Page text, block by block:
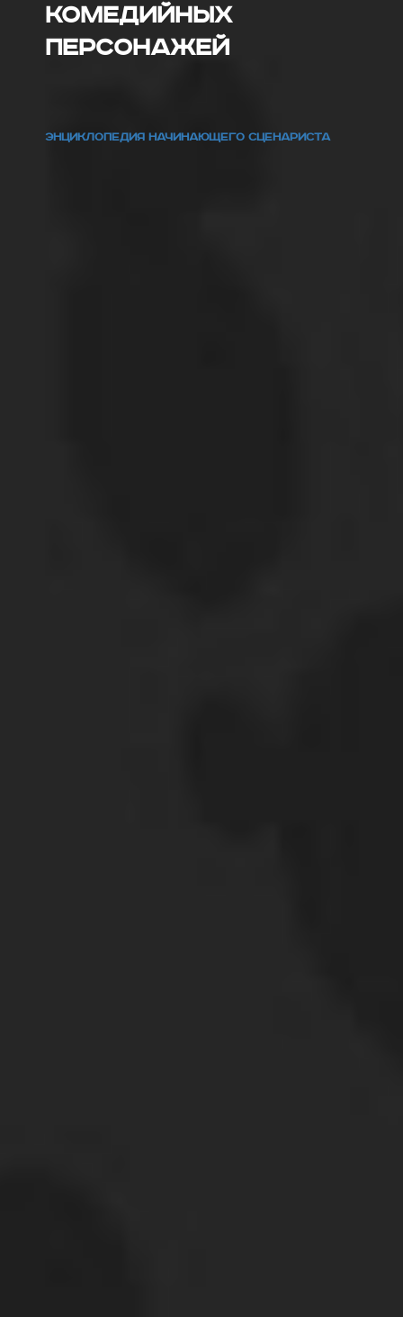
комедийных
персонажей
ЭНЦИКЛОПЕДИЯ НАЧИНАЮЩЕГО СЦЕНАРИСТА